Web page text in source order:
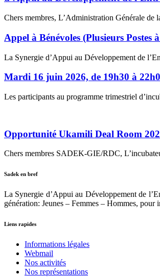
Chers membres, L’Administration Générale
Appel à Bénévoles (Plusieurs
La Synergie d’Appui au Développement de
Mardi 16 juin 2026, de 19h30 à
Les participants au programme trimestriel
Opportunité Ukamili Deal Room
Chers membres SADEK-GIE/RDC,
Sadek en bref
La Synergie d’Appui au Développement de
génération: Jeunes – Femmes – Hommes, pour
Liens rapides
Informations légales
Webmail
Nos activités
Nos représentations